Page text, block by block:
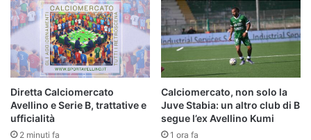
Diretta Calciomercato
Avellino e Serie B, trattative e
ufficialità
2 minuti fa
Calciomercato, non solo la
Juve Stabia: un altro club di B
segue l’ex Avellino Kumi
1 ora fa